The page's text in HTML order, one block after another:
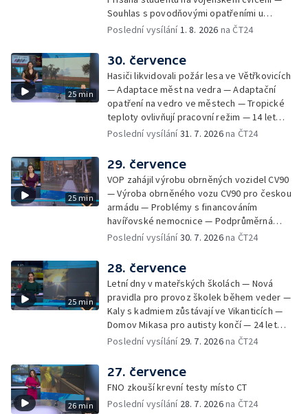
Souhlas s povodňovými opatřeními u
Troubek — Opravy Rudné omezí dopravu —
počasí na následující dny — Vedra táhnou na
chladnější místa — Hasiči lokalizovali požár
lesa na Opavsku — Požáry zemědělské
techniky na Olomoucku — Dva roky od
požáru škol v Českém Těšíně — Výstava
Sladké vzpomínky Opavska
Poslední vysílání1. 8. 2026 na ČT24
25 min
30. července
Hasiči likvidovali požár lesa ve Větřkovicích
— Adaptace měst na vedra — Adaptační
opatření na vedro ve městech — Tropické
teploty ovlivňují pracovní režim — 14 let
vězení za vraždu ženy ve Staříči/ —
— Podvodník připravil 17 lidí o 4 miliony —
DPO pořídí 70 nových elektrobusů — V
Olomouci přibude 20 elektrobusů —
Mistryně světa Kneblová zpět v Olomouci —
Mobilní kurníky pomáhají s kvalitou půdy —
Výběr ze sociálních sítí ČT — Nové varhany v
Rudě u Rýmařova
Poslední vysílání31. 7. 2026na ČT24
25 min
29. července
VOP zahájil výrobu obrněných vozidel CV90
— Výroba obrněného vozu CV90 pro českou
armádu — Problémy s financováním
havířovské nemocnice — Podprůměrná
návštěvnost koupališť v červenci — Do
Nedostatek krve v transfuzních stanicích —
Spor kvůli novému chodníku na Keprník —
Olomoucké shakespearovské léto
Poslední vysílání30. 7. 2026na ČT24
25 min
28. července
Letní dny v mateřských školách — Nová
pravidla pro provoz školek během veder —
Kaly s kadmiem zůstávají ve Vikanticích —
Domov Mikasa pro autisty končí — 24 let
vězení za zapálení ženy — Kybernetický
Gorol se chystá na festival — Nová
cyklostezka až na Slovensko — AI pomáhá
při endoskopii — Výběr ze sociálních sítí ČT
— Zemřela baletka Vlasta Pavelcová —
Poslední vysílání 29. 7. 2026na ČT24
26 min
27. července
FNO zkouší krevní testy místo CT
Poslední vysílání 28. 7. 2026na ČT24